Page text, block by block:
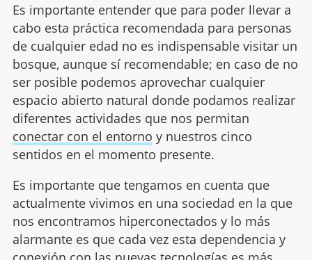
Es importante entender que para poder llevar a
cabo esta práctica recomendada para personas
de cualquier edad no es indispensable visitar un
bosque, aunque sí recomendable; en caso de no
ser posible podemos aprovechar cualquier
espacio abierto natural donde podamos realizar
diferentes actividades que nos permitan
conectar con el entorno y nuestros cinco
sentidos en el momento presente.
Es importante que tengamos en cuenta que
actualmente vivimos en una sociedad en la que
nos encontramos hiperconectados y lo más
alarmante es que cada vez esta dependencia y